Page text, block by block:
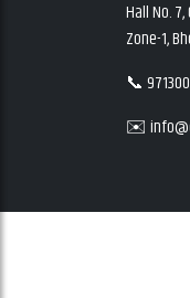
Hall No.
Zone-1,
📞
✉️